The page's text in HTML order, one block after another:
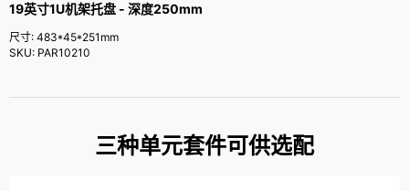
19英寸1U机架托盘 - 深度250mm
尺寸: 483*45*251mm
SKU: PAR10210
三种单元套件可供选配